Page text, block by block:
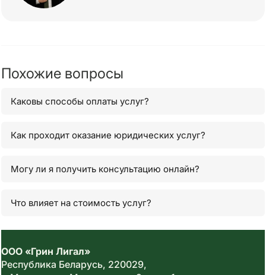
Похожие вопросы
Каковы способы оплаты услуг?
Как проходит оказание юридических услуг?
Могу ли я получить консультацию онлайн?
Что влияет на стоимость услуг?
ООО «Грин Лигал»
Республика Беларусь, 220029,